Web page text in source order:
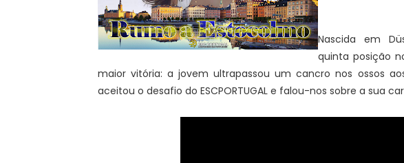
Nascida em
quinta posição
maior vitória: a jovem ultrapassou um cancro nos ossos
aceitou o desafio do ESCPORTUGAL e falou-nos sobre a sua